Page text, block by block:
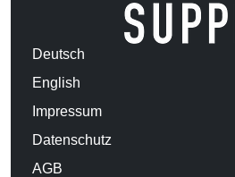
Deutsch
English
Impressum
Datenschutz
AGB